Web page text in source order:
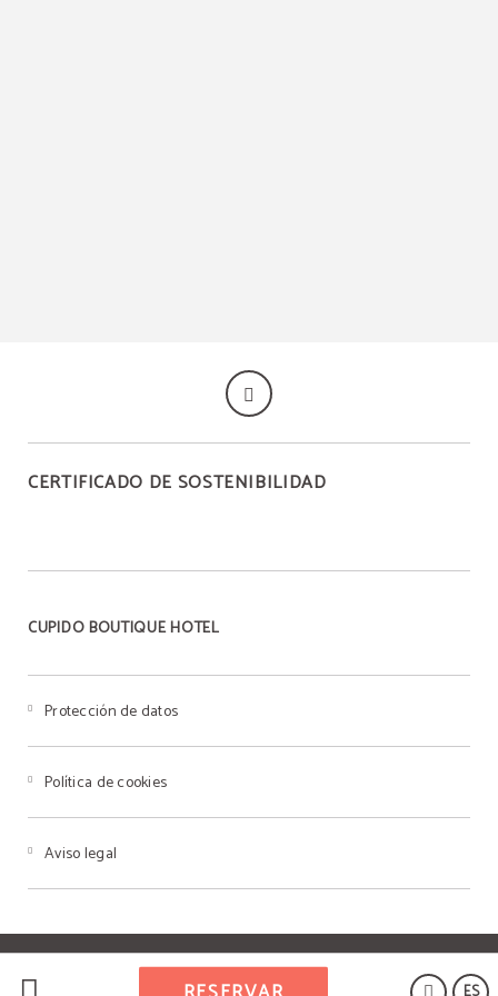
CERTIFICADO DE SOSTENIBILIDAD
CUPIDO BOUTIQUE HOTEL
Protección de datos
Política de cookies
Aviso legal
Powered by Keytel